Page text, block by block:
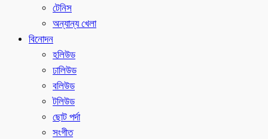
টেনিস
অন্যান্য খেলা
বিনোদন
হলিউড
ঢালিউড
বলিউড
টলিউড
ছোট পর্দা
সংগীত